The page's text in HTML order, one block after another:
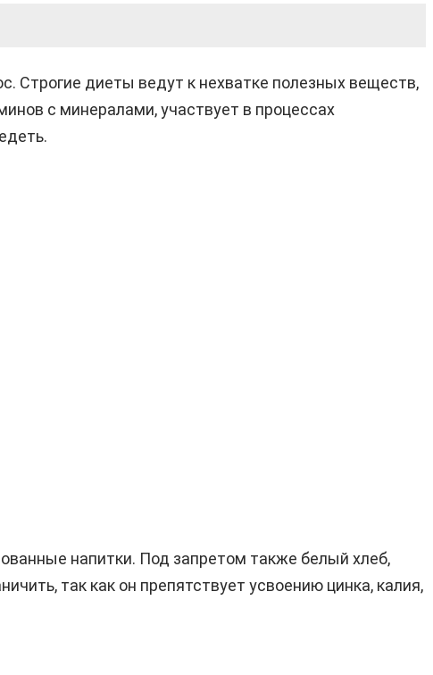
Строгие диеты ведут к нехватке полезных веществ,
с минералами, участвует в процессах
напитки. Под запретом также белый хлеб,
так как он препятствует усвоению цинка, калия,